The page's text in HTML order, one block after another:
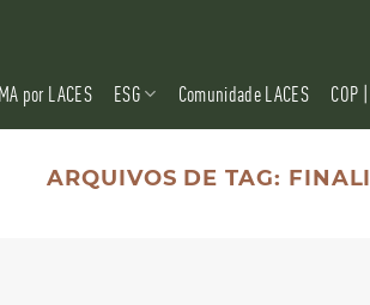
por LACES ESG Comunidade LACES COP
ARQUIVOS DE TAG: